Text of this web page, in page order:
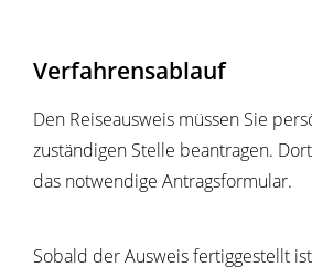
Verfahrensablauf
Den Reiseausweis müssen Sie
zuständigen Stelle beantragen.
das notwendige Antragsformular.
Sobald der Ausweis fertiggestellt